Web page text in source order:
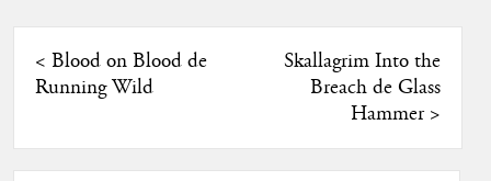
< Blood on Blood de
Running Wild
Skallagrim Into the
Breach de Glass
Hammer>